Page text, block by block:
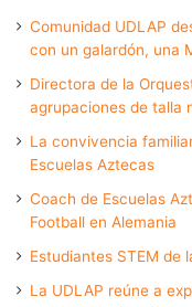
Comunidad UDLAP
con un galardón, una
Directora de la
agrupaciones de talla
La convivencia
Escuelas Aztecas
Coach de Escuelas
Football en Alemania
Estudiantes STEM de
La UDLAP reúne a